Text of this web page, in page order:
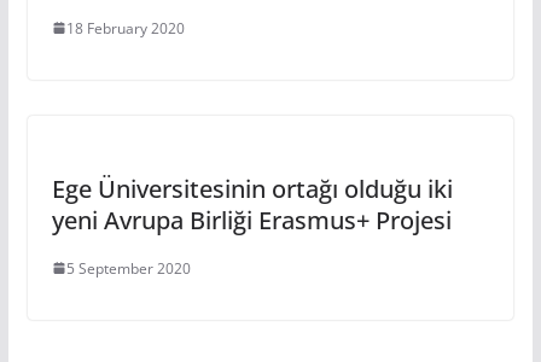
18 February 2020
Ege Üniversitesinin ortağı olduğu iki
yeni Avrupa Birliği Erasmus+ Projesi
5 September 2020